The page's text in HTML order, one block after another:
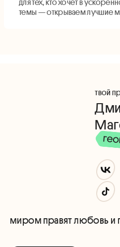
для тех, кто хочет в
темы — открываем лучшие
твой
миром правят любовь и